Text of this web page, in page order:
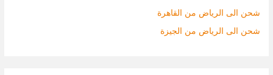
شحن الى الرياض من القاهرة
شحن الى الرياض من الجيزة